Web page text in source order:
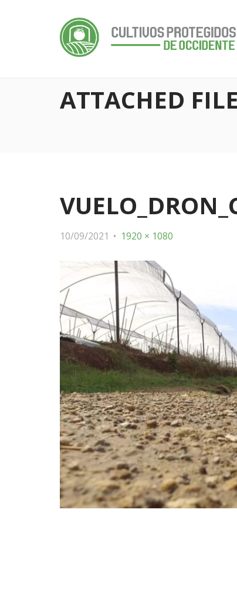
ATTACHED FILE
10/09/2021 1920 × 1080